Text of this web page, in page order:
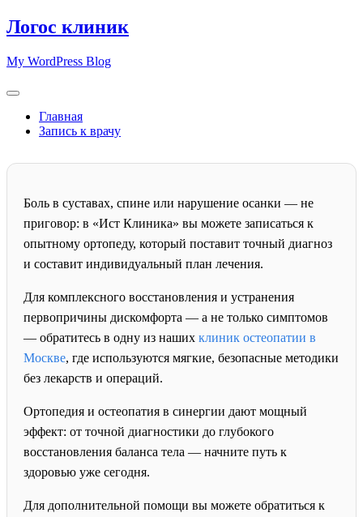
Skip
to
Логос клиник
My WordPress Blog
Главная
Запись к врачу
Боль в суставах, спине или нарушение осанки — не
приговор: в «Ист Клиника» вы можете записаться к
опытному ортопеду, который поставит точный диагноз
и составит индивидуальный план лечения.
Для комплексного восстановления и устранения
первопричины дискомфорта — а не только симптомов
— обратитесь в одну из наших клиник остеопатии в
Москве, где используются мягкие, безопасные методики
без лекарств и операций.
Ортопедия и остеопатия в синергии дают мощный
эффект: от точной диагностики до глубокого
восстановления баланса тела — начните путь к
здоровью уже сегодня.
Для дополнительной помощи вы можете обратиться к